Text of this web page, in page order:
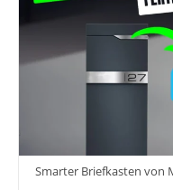
Smarter Briefkasten von